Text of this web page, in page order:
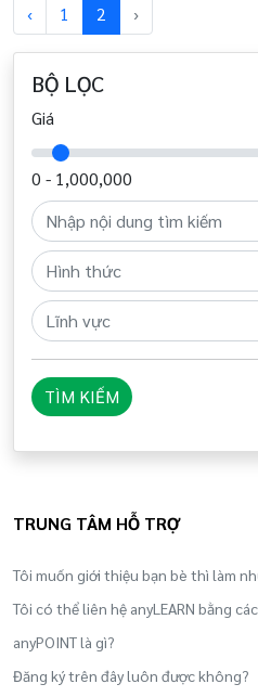
‹ 1 2 ›
BỘ LỌC
Giá
0 - 1,000,000
TÌM KIẾM
TRUNG TÂM HỖ TRỢ
Tôi muốn giới thiệu bạn bè thì làm
Tôi có thể liên hệ anyLEARN bằng
anyPOINT là gì?
Đăng ký trên đây luôn được không?